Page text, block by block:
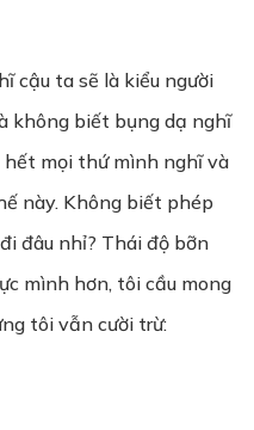
cậu ta sẽ là kiểu người
không biết bụng dạ nghĩ
mọi thứ mình nghĩ và
này. Không biết phép
đâu nhỉ? Thái độ bỡn
mình hơn, tôi cầu mong
tôi vẫn cười trừ: